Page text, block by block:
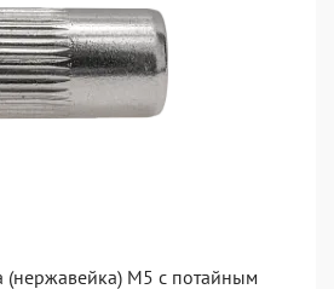
(нержавейка) М5 с потайным